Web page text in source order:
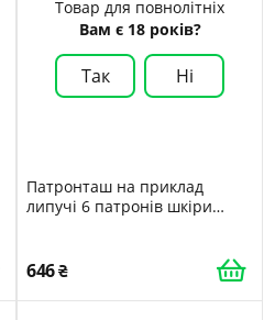
Товар для повнолітніх
Вам є 18 років?
Так Ні
Патронташ на приклад
липучі 6 патронів шкіри
646